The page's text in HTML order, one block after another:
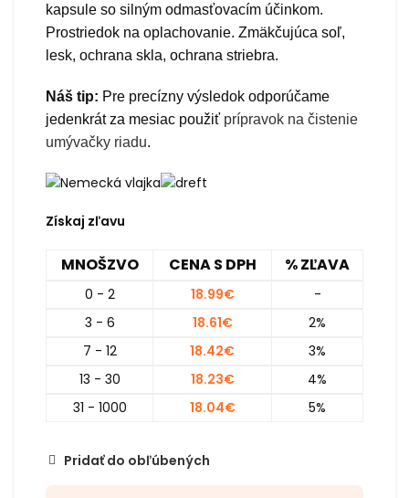
kapsule so silným odmasťovacím účinkom.
Prostriedok na oplachovanie. Zmäkčujúca soľ,
lesk, ochrana skla, ochrana striebra.
Náš tip: Pre precízny výsledok odporúčame
jedenkrát za mesiac použiť prípravok na čistenie
umývačky riadu.
Získaj zľavu
MNOŠZVO CENA S DPH % ZĽAVA
0 - 2 18.99€
-
3 - 6
18.61€
2%
7 - 12
18.42€
3%
13 - 30
18.23€
4%
31 - 1000
18.04€ 5%
Pridať do obľúbených